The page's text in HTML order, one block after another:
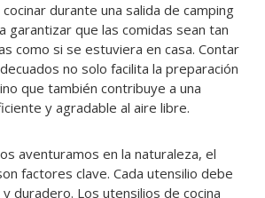
durante una salida de camping
garantizar que las comidas sean tan
como si se estuviera en casa. Contar
no solo facilita la preparación
que también contribuye a una
y agradable al aire libre.
aventuramos en la naturaleza, el
factores clave. Cada utensilio debe
duradero. Los utensilios de cocina